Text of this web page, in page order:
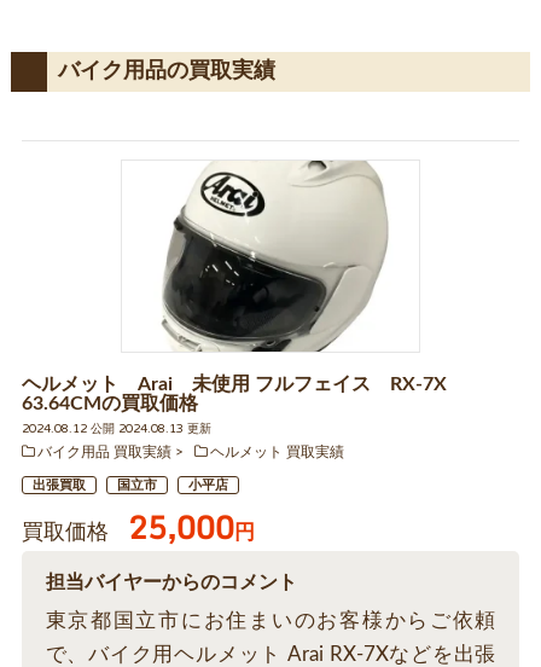
バイク用品の買取実績
ヘルメット Arai 未使用 フルフェイス RX-7X
63.64CMの買取価格
2024.08.12 公開 2024.08.13 更新
バイク用品 買取実績
ヘルメット 買取実績
出張買取 国立市 小平店
買取価格 25,000円
担当バイヤーからのコメント
東京都国立市にお住まいのお客様からご依頼
で、バイク用ヘルメット Arai RX-7Xなどを出張